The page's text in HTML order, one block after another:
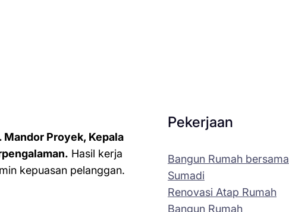
Mandor Proyek, Kepala
Hasil kerja
kepuasan pelanggan.
Pekerjaan
Bangun Rumah bersama
Sumadi
Renovasi Atap Rumah
Bangun Rumah